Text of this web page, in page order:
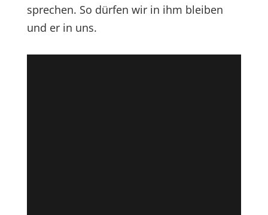
sprechen. So dürfen wir in ihm bleiben
und er in uns.